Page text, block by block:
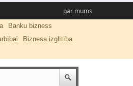
par mums
Banku bizness
Biznesa izglītība